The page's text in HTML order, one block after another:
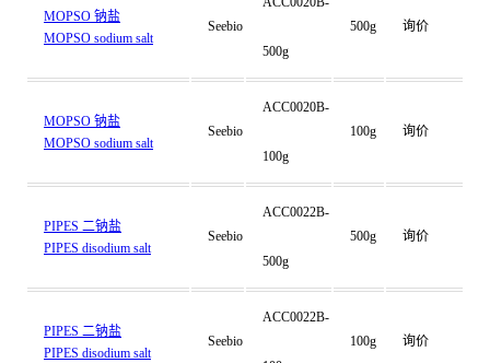
MOPSO 钠盐
MOPSO sodium salt
Seebio
500g
500g 询价
MOPSO 钠盐
MOPSO sodium salt
Seebio
ACC0020B-
100g
100g 询价
PIPES 二钠盐
PIPES disodium salt
Seebio
ACC0022B-
500g
500g 询价
PIPES 二钠盐
PIPES disodium salt
Seebio
ACC0022B-
100g 询价